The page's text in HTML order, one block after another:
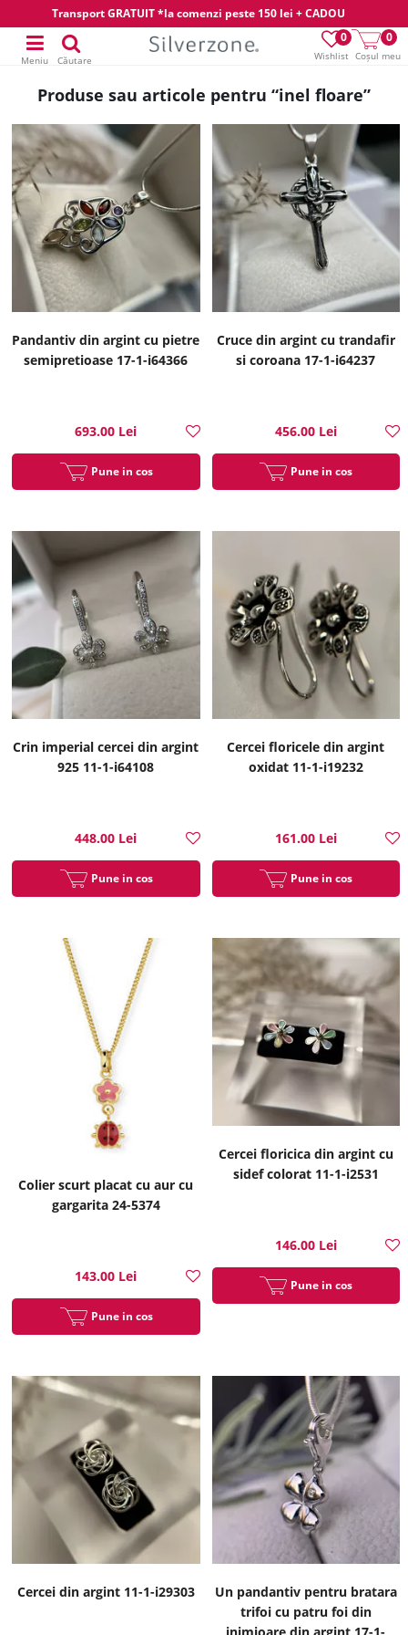
Transport GRATUIT *la comenzi peste 150 lei + CADOU
Wishlist
0
Coșul meu
0
Meniu Căutare
Produse sau articole pentru “inel floare”
Pandantiv din argint cu pietre
semipretioase 17-1-i64366
693.00 Lei
Pune in cos
Cruce din argint cu trandafir
si coroana 17-1-i64237
456.00 Lei
Pune in cos
Crin imperial cercei din argint
925 11-1-i64108
448.00 Lei
Pune in cos
Cercei floricele din argint
oxidat 11-1-i19232
161.00 Lei
Pune in cos
Colier scurt placat cu aur cu
gargarita 24-5374
143.00 Lei
Pune in cos
Cercei floricica din argint cu
sidef colorat 11-1-i2531
146.00 Lei
Pune in cos
Cercei din argint 11-1-i29303
Un pandantiv pentru bratara
trifoi cu patru foi din